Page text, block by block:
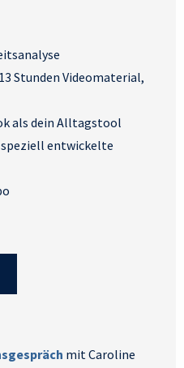
Stunden Videomaterial,
als dein Alltagstool
entwickelte
mit Caroline